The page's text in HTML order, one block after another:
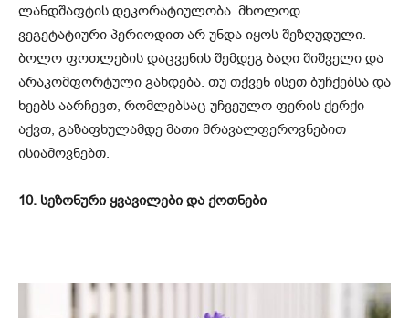
ლანდშაფტის დეკორატიულობა მხოლოდ
ვეგეტატიური პერიოდით არ უნდა იყოს შეზღუდული.
ბოლო ფოთლების დაცვენის შემდეგ ბაღი შიშველი და
არაკომფორტული გახდება. თუ თქვენ ისეთ ბუჩქებსა და
ხეებს აარჩევთ, რომლებსაც უჩვეულო ფერის ქერქი
აქვთ, გაზაფხულამდე მათი მრავალფეროვნებით
ისიამოვნებთ.
10. სეზონური ყვავილები და ქოთნები